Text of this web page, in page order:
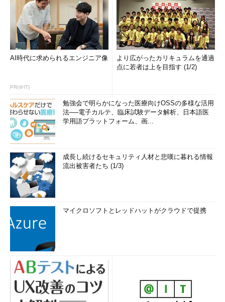
AI時代に求められるエンジニア像
PR(＠IT)
より広がったカリキュラムを通過
点に若者は上を目指す (1/2)
勉強会で明らかになった医療向けOSSの多様な活用
法──電子カルテ、臨床試験データ解析、日本語医
学用語プラットフォーム、画...
成長し続けるセキュリティ人材と悲嘆に暮れる情報
流出被害者たち (1/3)
マイクロソフトとレッドハットがクラウドで提携